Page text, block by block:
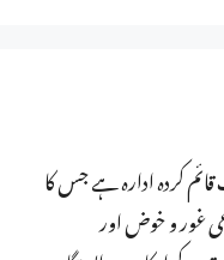
کردہ ادارہ ہے جس کا
غور و خوض اور